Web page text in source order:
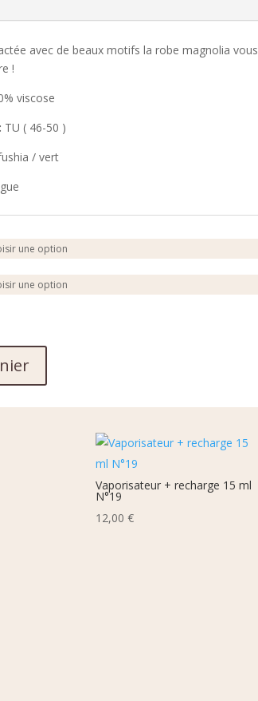
avec de beaux motifs la robe magnolia vous
!
viscose
TU ( 46-50 )
/ vert
Vaporisateur + recharge 15 ml
N°19
12,00€